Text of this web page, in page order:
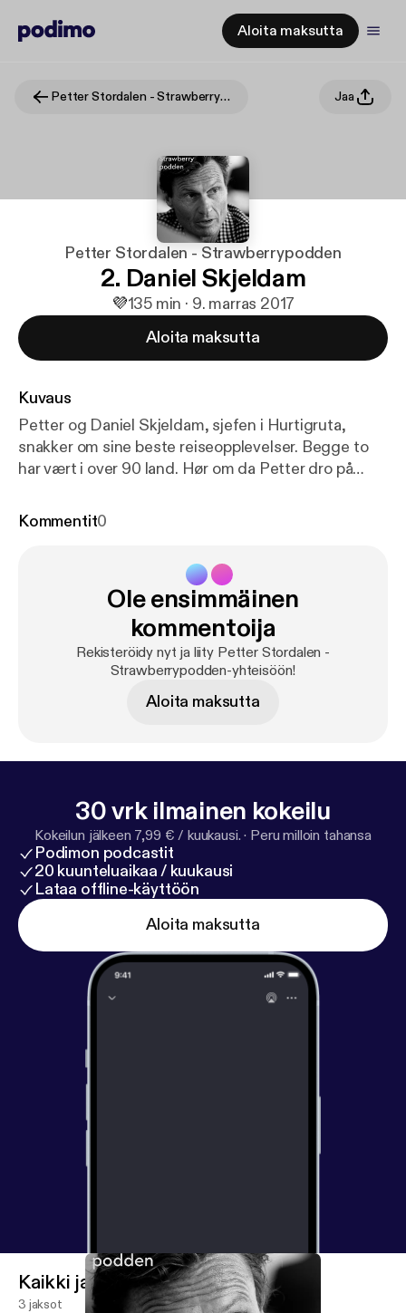
Aloita maksutta
Petter Stordalen - Strawberrypodden Jaa
Petter Stordalen - Strawberrypodden
2. Daniel Skjeldam
💜135 min · 9. marras 2017
Aloita maksutta
Kuvaus
Petter og Daniel Skjeldam, sjefen i Hurtigruta,
snakker om sine beste reiseopplevelser. Begge to
har vært i over 90 land. Hør om da Petter dro på
Afghanistan på natten bare var $50. Daniel prøver å
See acast.com/privacy [https://acast.com/privacy
for privacy and opt-out information.
Kommentit0
Ole ensimmäinen
kommentoija
Rekisteröidy nyt ja liity Petter Stordalen -
Strawberrypodden-yhteisöön!
Aloita maksutta
30 vrk ilmainen kokeilu
Kokeilun jälkeen 7,99 € / kuukausi. · Peru milloin tahansa
Podimon podcastit
20 kuunteluaikaa / kuukausi
Lataa offline-käyttöön
Aloita maksutta
Kaikki jaksot
3 jaksot